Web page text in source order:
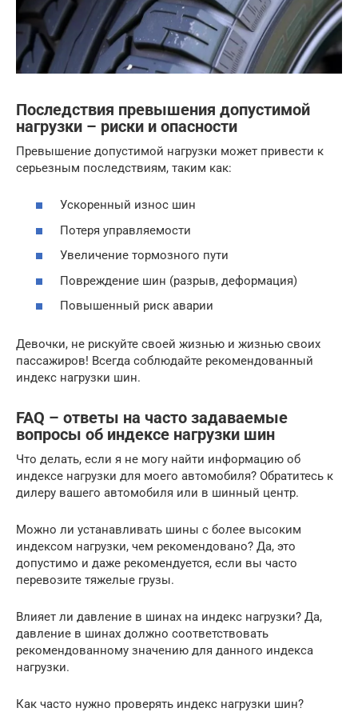
Последствия превышения допустимой
нагрузки – риски и опасности
Превышение допустимой нагрузки может привести к
серьезным последствиям, таким как:
Ускоренный износ шин
Потеря управляемости
Увеличение тормозного пути
Повреждение шин (разрыв, деформация)
Повышенный риск аварии
Девочки, не рискуйте своей жизнью и жизнью своих
пассажиров! Всегда соблюдайте рекомендованный
индекс нагрузки шин.
FAQ – ответы на часто задаваемые
вопросы об индексе нагрузки шин
Что делать, если я не могу найти информацию об
индексе нагрузки для моего автомобиля? Обратитесь к
дилеру вашего автомобиля или в шинный центр.
Можно ли устанавливать шины с более высоким
индексом нагрузки, чем рекомендовано? Да, это
допустимо и даже рекомендуется, если вы часто
перевозите тяжелые грузы.
Влияет ли давление в шинах на индекс нагрузки? Да,
давление в шинах должно соответствовать
рекомендованному значению для данного индекса
нагрузки.
Как часто нужно проверять индекс нагрузки шин?